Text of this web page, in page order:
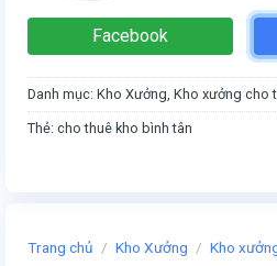
Trang chủ / Kho Xưởng / Kho
Facebook
Danh mục: Kho Xưởng, Kho xưởng cho
Thẻ: cho thuê kho bình tân